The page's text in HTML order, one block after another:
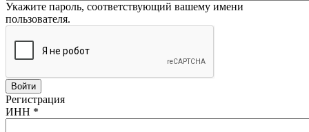
Укажите пароль, соответствующий вашему имени
пользователя.
Регистрация
ИНН *